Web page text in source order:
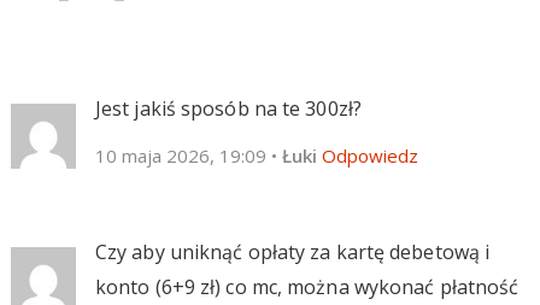
Jest jakiś sposób na te 300zł?
10 maja 2026, 19:09 • Łuki Odpowiedz
Czy aby uniknąć opłaty za kartę debetową i
konto (6+9 zł) co mc, można wykonać płatność